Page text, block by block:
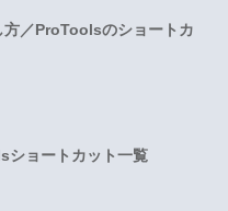
／ProToolsのショートカ
ショートカット一覧